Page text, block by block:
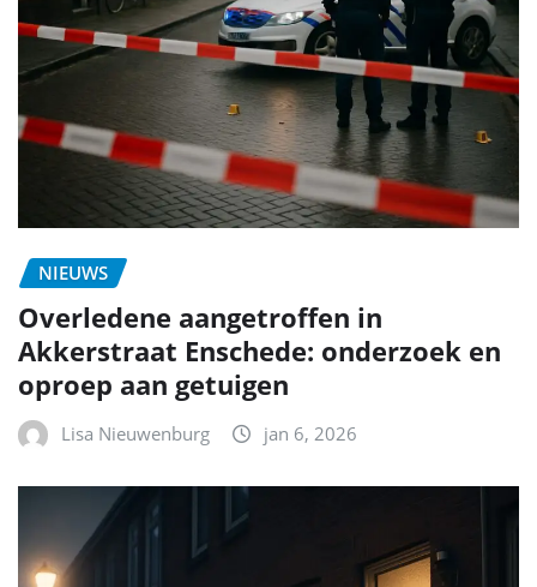
NIEUWS
Overledene aangetroffen in
Akkerstraat Enschede: onderzoek en
oproep aan getuigen
Lisa Nieuwenburg jan 6, 2026